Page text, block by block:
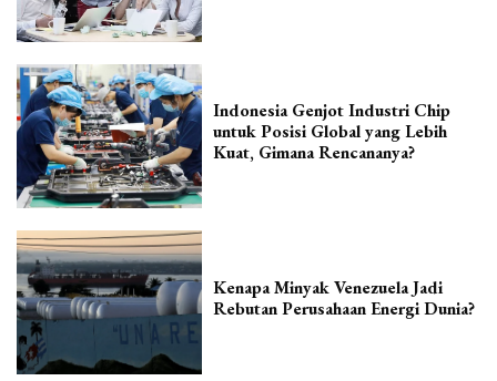
Indonesia Genjot Industri Chip
untuk Posisi Global yang Lebih
Kuat, Gimana Rencananya?
Kenapa Minyak Venezuela Jadi
Rebutan Perusahaan Energi Dunia?